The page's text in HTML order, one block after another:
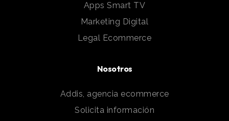
Apps Smart TV
Marketing Digital
Legal Ecommerce
Nosotros
Addis, agencia ecommerce
Solicita información